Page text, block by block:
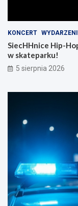
KONCERT
SiecHHnice Hip-
w skateparku!
5 sierpnia 2026